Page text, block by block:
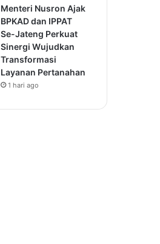
Menteri Nusron Ajak
BPKAD dan IPPAT
Se-Jateng Perkuat
Sinergi Wujudkan
Transformasi
Layanan Pertanahan
1 hari ago